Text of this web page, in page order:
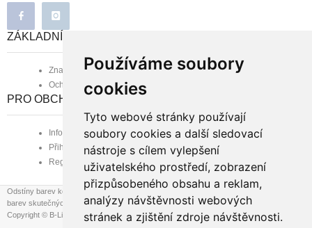
Používáme soubory
cookies
Tyto webové stránky používají
soubory cookies a další sledovací
nástroje s cílem vylepšení
uživatelského prostředí, zobrazení
přizpůsobeného obsahu a reklam,
analýzy návštěvnosti webových
stránek a zjištění zdroje návštěvnosti.
ZÁKLADNÍ INFORMACE
Značka B-line
Ochrana osobních údajů
PRO OBCHODNÍ PARTNERY
Informace pro obchodní partnery
Přihlášení zaregistrovaného
Registrace nového partnera
Odstíny barev koberců se mohou při zobrazení na různých monitorech mírně lišit od
barev skutečných.
Copyright © B-Line.cz, 2026